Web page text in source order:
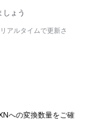
ょう
アルタイムで更新さ
への変換数量をご確